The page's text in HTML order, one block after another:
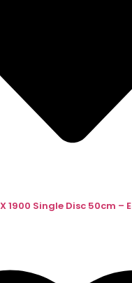
1900 Single Disc 50cm –